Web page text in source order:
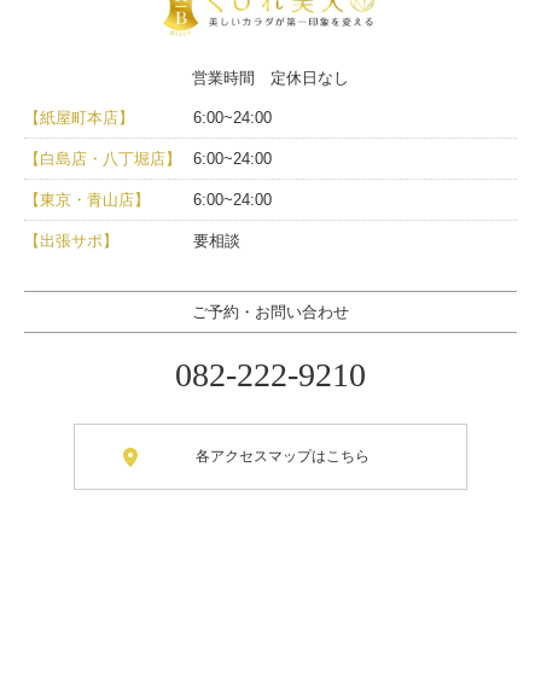
営業時間 定休日なし
【紙屋町本店】 6:00~24:00
【白島店・八丁堀店】 6:00~24:00
【東京・青山店】 6:00~24:00
【出張サポ】 要相談
ご予約・お問い合わせ
082-222-9210
各アクセスマップはこちら